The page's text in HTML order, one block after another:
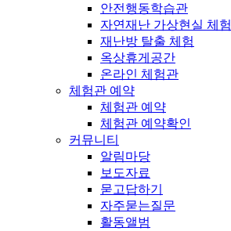
안전행동학습관
자연재난 가상현실 체험
재난방 탈출 체험
옥상휴게공간
온라인 체험관
체험관 예약
체험관 예약
체험관 예약확인
커뮤니티
알림마당
보도자료
묻고답하기
자주묻는질문
활동앨범